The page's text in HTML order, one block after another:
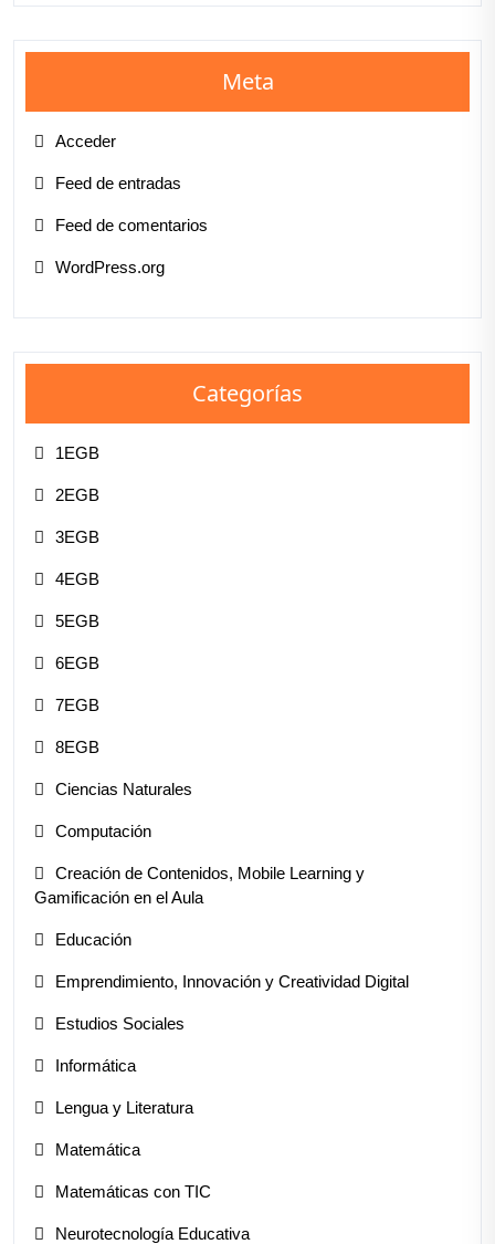
Meta
Acceder
Feed de entradas
Feed de comentarios
WordPress.org
Categorías
1EGB
2EGB
3EGB
4EGB
5EGB
6EGB
7EGB
8EGB
Ciencias Naturales
Computación
Creación de Contenidos, Mobile Learning y
Gamificación en el Aula
Educación
Emprendimiento, Innovación y Creatividad Digital
Estudios Sociales
Informática
Lengua y Literatura
Matemática
Matemáticas con TIC
Neurotecnología Educativa